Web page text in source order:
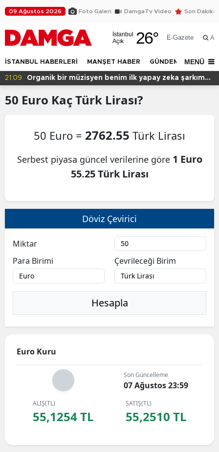
09 Ağustos 2026 Foto Galeri DamgaTv Video Son Dakika
İstanbul
Açık
26° E-Gazete Ara
İSTANBUL HABERLERİ MANŞET HABER GÜNDEM DÜNYA
MENÜ
21:09
Organik bir müzisyen benim ilk yapay zeka şarkım
50 Euro Kaç Türk Lirası?
50 Euro = 2762.55 Türk Lirası
Serbest piyasa güncel verilerine göre 1 Euro
55.25 Türk Lirası
Döviz Çevirici
Miktar
Para Birimi
Çevrileceği Birim
Hesapla
Euro Kuru
Son Güncelleme
07 Ağustos 23:59
ALIŞ(TL)
55,1254 TL
SATIŞ(TL)
55,2510 TL